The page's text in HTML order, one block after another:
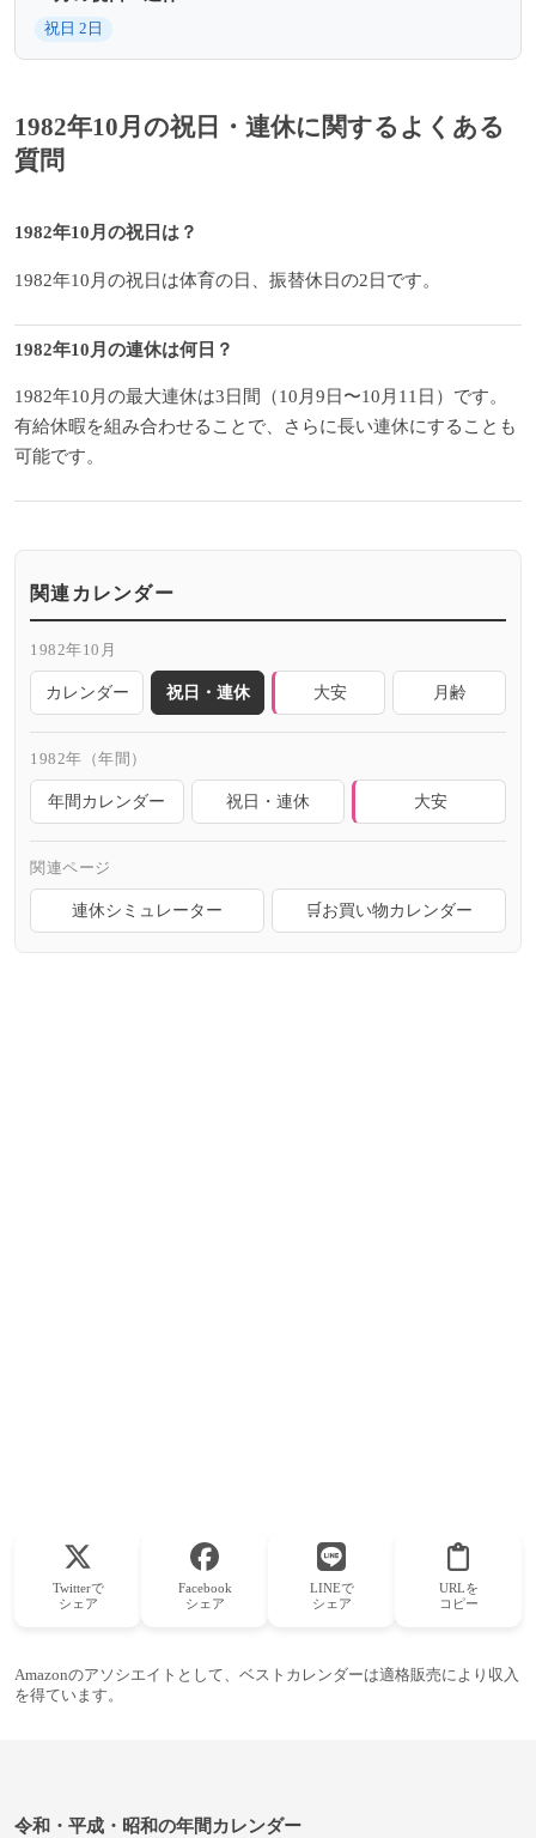
祝日 2日
1982年10月の祝日・連休に関するよくある
質問
1982年10月の祝日は？
1982年10月の祝日は体育の日、振替休日の2日です。
1982年10月の連休は何日？
1982年10月の最大連休は3日間（10月9日〜10月11日）です。
有給休暇を組み合わせることで、さらに長い連休にすることも
可能です。
関連カレンダー
1982年10月
カレンダー 祝日・連休 大安 月齢
1982年（年間）
年間カレンダー 祝日・連休 大安
関連ページ
連休シミュレーター 🛒お買い物カレンダー
Twitterで
シェア
Facebook
シェア
LINEで
シェア
URLを
コピー
Amazonのアソシエイトとして、ベストカレンダーは適格販売により収入
を得ています。
令和・平成・昭和の年間カレンダー